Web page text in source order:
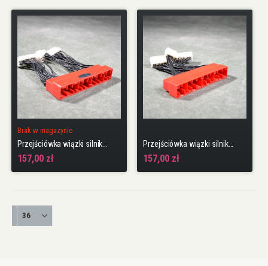
Brak w magazynie
157,00 zł
Przejściówka wiązki silnika OBD2B na OBD1
157,00 zł